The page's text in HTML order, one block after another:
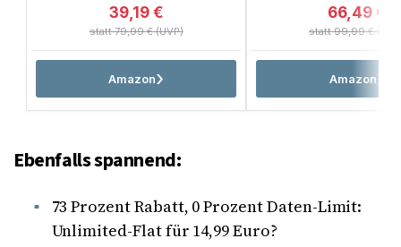
statt 79,99 € (UVP)
39,19 €
Amazon
statt 99,99 €
66,49 €
Amazon
Ebenfalls spannend:
73 Prozent Rabatt, 0 Prozent Daten-Limit:
Unlimited-Flat für 14,99 Euro?